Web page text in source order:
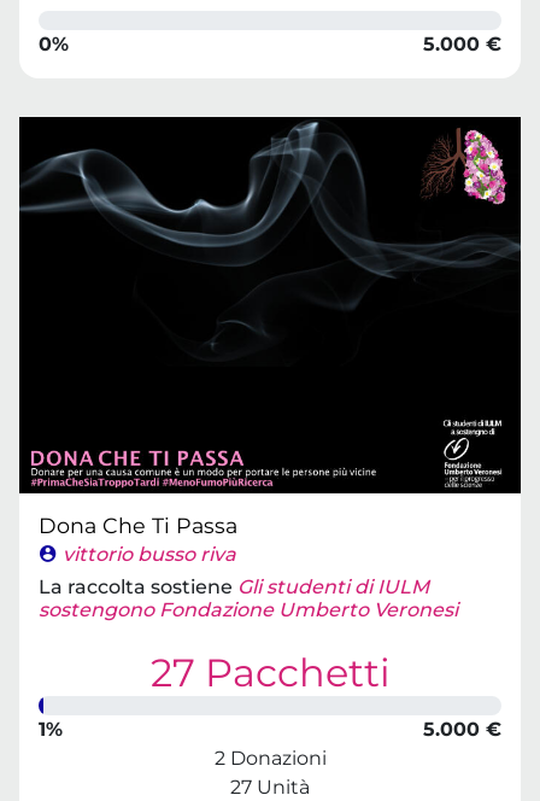
0% 5.000 €
Dona Che Ti Passa
vittorio busso riva
La raccolta sostiene Gli studenti di IULM
sostengono Fondazione Umberto Veronesi
27 Pacchetti
1%
5.000 €
2 Donazioni
27 Unità